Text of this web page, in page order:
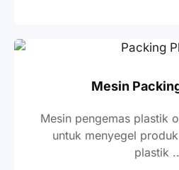
Mesin
Mesin pengemas plastik
untuk menyegel
plastik